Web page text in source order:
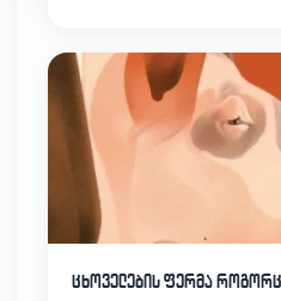
ცხოველების ფერმა